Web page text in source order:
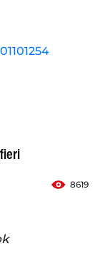
8619